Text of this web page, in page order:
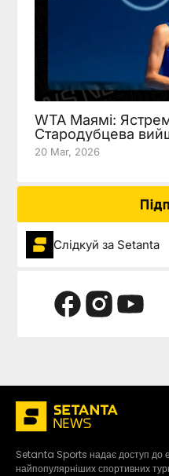
WTA Маямі:
Стародубцева
20 Mar, 2026
Слідкуй за Setanta
Setanta Sports надає доступ до
найпопулярніших спортивних